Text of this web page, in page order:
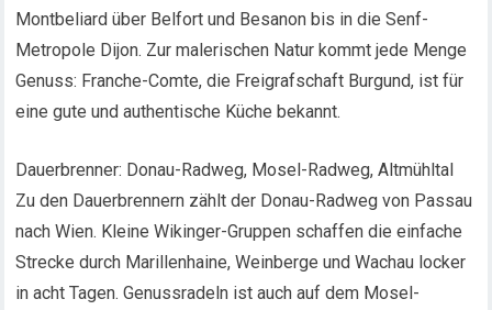
Montbeliard über Belfort und Besanon bis in die Senf-
Metropole Dijon. Zur malerischen Natur kommt jede Menge
Genuss: Franche-Comte, die Freigrafschaft Burgund, ist für
eine gute und authentische Küche bekannt.
Dauerbrenner: Donau-Radweg, Mosel-Radweg, Altmühltal
Zu den Dauerbrennern zählt der Donau-Radweg von Passau
nach Wien. Kleine Wikinger-Gruppen schaffen die einfache
Strecke durch Marillenhaine, Weinberge und Wachau locker
in acht Tagen. Genussradeln ist auch auf dem Mosel-